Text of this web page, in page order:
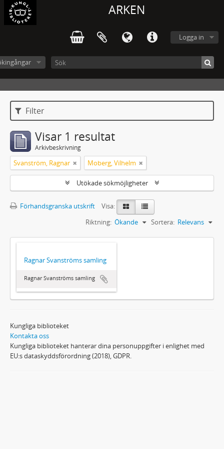
ARKEN
Logga in
Filter
Visar 1 resultat
Arkivbeskrivning
Svanström, Ragnar Moberg, Vilhelm
Utökade sökmöjligheter
Förhandsgranska utskrift
Visa:
Sortera: Relevans
Riktning: Ökande
Ragnar Svanströms samling
Ragnar Svanströms samling
Kungliga biblioteket
Kontakta oss
Kungliga biblioteket hanterar dina personuppgifter i enlighet med
EU:s dataskyddsförordning (2018), GDPR.